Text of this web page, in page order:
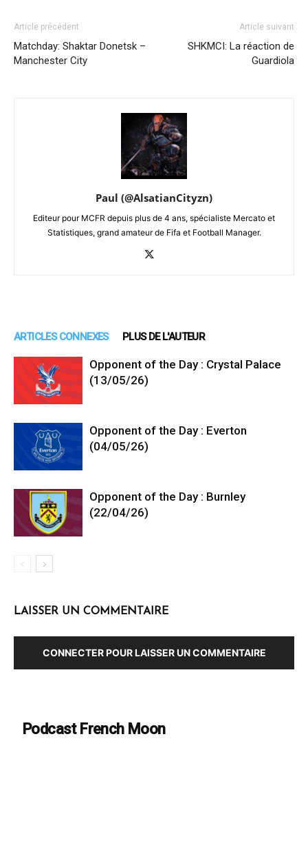
Article précédent
Matchday: Shaktar Donetsk –
Manchester City
Article suivant
SHKMCI: La réaction de
Guardiola
Paul (@AlsatianCityzn)
Editeur pour MCFR depuis plus de 4 ans, spécialiste Mercato et
Statistiques, grand amateur de Fifa et Football Manager.
ARTICLES CONNEXES PLUS DE L'AUTEUR
Opponent of the Day : Crystal Palace
(13/05/26)
Opponent of the Day : Everton
(04/05/26)
Opponent of the Day : Burnley
(22/04/26)
LAISSER UN COMMENTAIRE
CONNECTER POUR LAISSER UN COMMENTAIRE
Podcast French Moon